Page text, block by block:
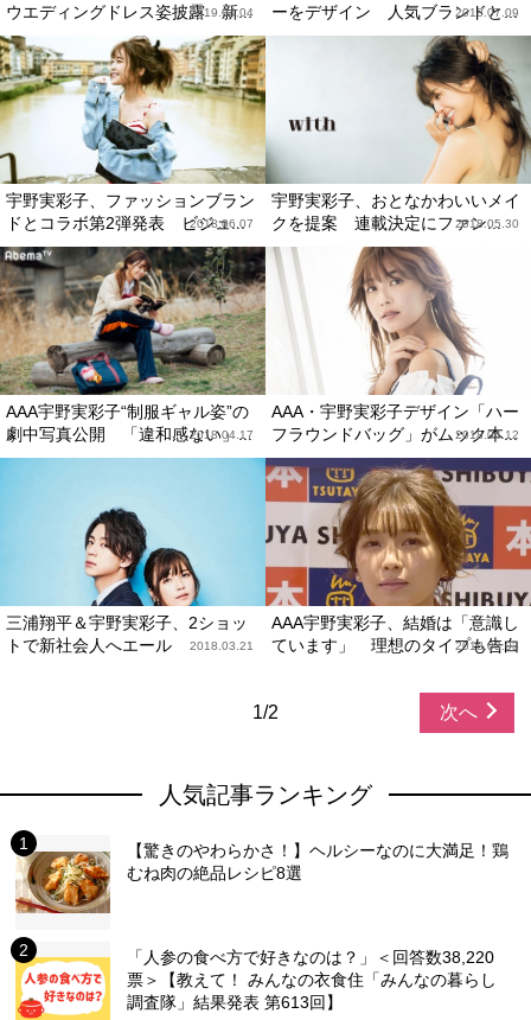
ウエディングドレス姿披露 新...
2019.04.04
ーをデザイン 人気ブランドと...
2018.07.09
宇野実彩子、ファッションブラン
ドとコラボ第2弾発表 ビジュ...
2018.06.07
宇野実彩子、おとなかわいいメイ
クを提案 連載決定にファン...
2018.05.30
AAA宇野実彩子“制服ギャル姿”の
劇中写真公開 「違和感ない」...
2018.04.17
AAA・宇野実彩子デザイン「ハー
フラウンドバッグ」がムック本...
2018.04.12
三浦翔平＆宇野実彩子、2ショッ
トで新社会人へエール
2018.03.21
AAA宇野実彩子、結婚は「意識し
ています」 理想のタイプも告白
2018.03.03
1/2 次へ
人気記事ランキング
【驚きのやわらかさ！】ヘルシーなのに大満足！鶏
むね肉の絶品レシピ8選
「人参の食べ方で好きなのは？」＜回答数38,220
票＞【教えて！ みんなの衣食住「みんなの暮らし
調査隊」結果発表 第613回】